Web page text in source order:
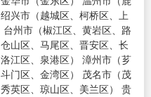
兴市（越城区、柯桥区、上
州市（椒江区、黄岩区、路
山区、马尾区、晋安区、长
江区、泉港区） 漳州市（芗
门区、金湾区） 茂名市（茂
英区、琼山区、美兰区） 贵